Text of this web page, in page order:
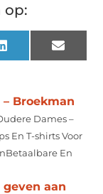
op:
LinkedIn Email
– Broekman
Dames –
En T-shirts Voor
En
aan